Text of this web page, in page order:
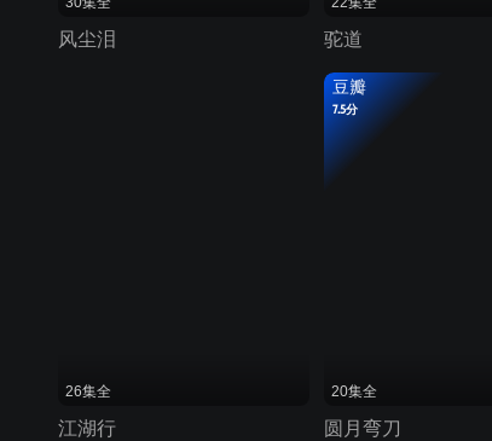
风尘泪 驼道
26集全
江湖行
豆瓣
7.5分
20集全
圆月弯刀